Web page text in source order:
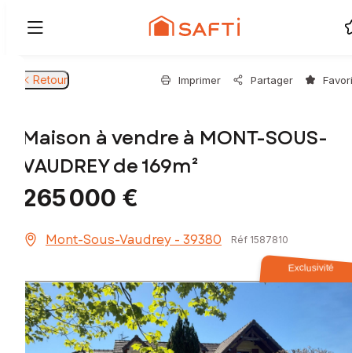
Retour Imprimer Partager
Maison à vendre à MONT-SOUS-
VAUDREY de 169m²
265 000 €
Mont-Sous-Vaudrey - 39380 Réf 1587810
Exclusivité